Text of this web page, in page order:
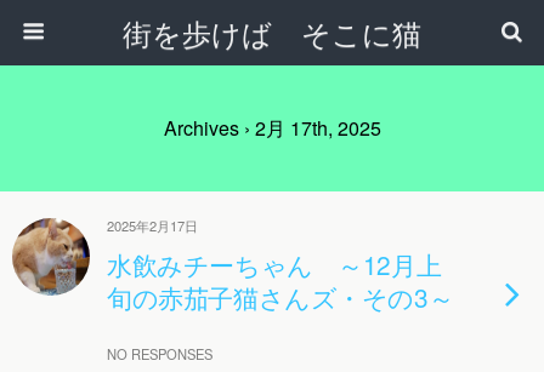
街を歩けば そこに猫
Archives › 2月 17th, 2025
2025年2月17日
水飲みチーちゃん ～12月上
旬の赤茄子猫さんズ・その3～
NO RESPONSES